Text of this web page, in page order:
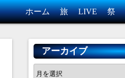
ホーム 旅 LIVE 祭
アーカイブ
ア